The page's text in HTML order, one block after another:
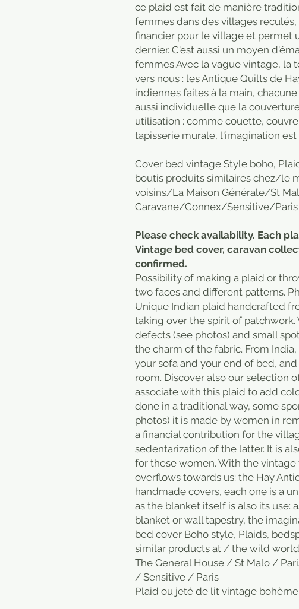
ce plaid est fait de manière
femmes dans des villages
financier pour le village et permet
dernier. C'est aussi un moyen
femmes.Avec la vague vintage, la
vers nous : les Antique Quilts de
indiennes faites à la main,
aussi individuelle que la
utilisation : comme couette,
tapisserie murale, l'imagination est
Cover bed vintage Style boho,
boutis produits similaires chez/le
voisins/La Maison Générale/St
Caravane/Connex/Sensitive/Paris
Please check availability. Each
Vintage bed cover, caravan
confirmed.
Possibility of making a plaid or
two faces and different patterns.
Unique Indian plaid handcrafted
taking over the spirit of
defects (see photos) and small
the charm of the fabric. From
your sofa and your end of bed,
room. Discover also our selection
associate with this plaid to add
done in a traditional way, some
photos) it is made by women in
a financial contribution for the
sedentarization of the latter. It is
for these women. With the
overflows towards us: the Hay
handmade covers, each one is a
as the blanket itself is also its use:
blanket or wall tapestry, the
bed cover Boho style, Plaids,
similar products at / the wild
The General House / St Malo /
/ Sensitive / Paris
Plaid ou jeté de lit vintage bohème